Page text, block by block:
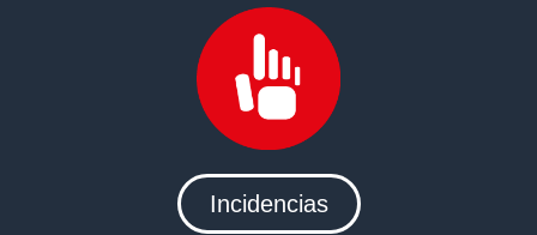
Incidencias